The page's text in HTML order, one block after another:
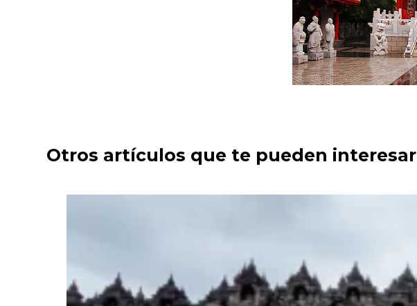
Otros artículos que te pueden interesar